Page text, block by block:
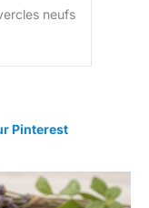
neufs
Pinterest